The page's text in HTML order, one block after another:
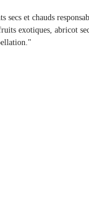
secs et chauds
exotiques, abricot